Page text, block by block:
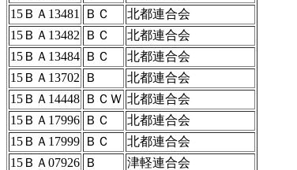
15ＢＡ13481
ＢＣ
北都連合会
15ＢＡ13482
ＢＣ
北都連合会
15ＢＡ13484 ＢＣ
北都連合会
15ＢＡ13702
Ｂ
北都連合会
15ＢＡ14448 ＢＣＷ 北都連合会
15ＢＡ17996 ＢＣ
北都連合会
15ＢＡ17999 ＢＣ
北都連合会
15ＢＡ07926 Ｂ
津軽連合会